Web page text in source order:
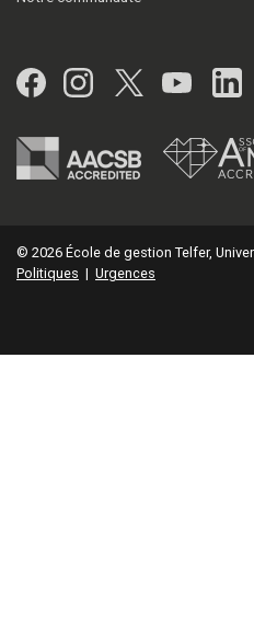
Facebook
Instagram
Twitter
© 2026 École de gestion Telfer,
Politiques | Urgences